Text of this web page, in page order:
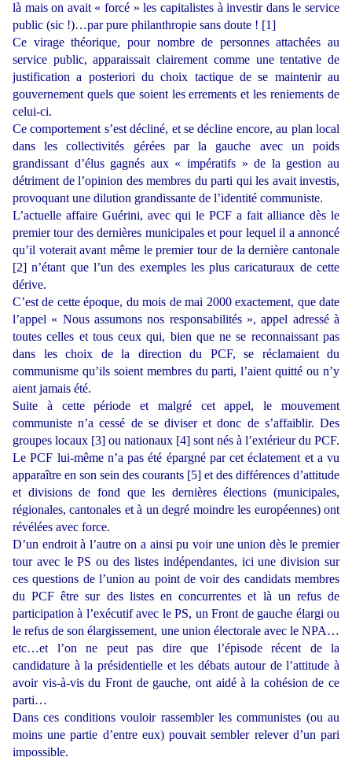
là mais on avait « forcé » les capitalistes à investir dans le service
public (sic !)…par pure philanthropie sans doute ! [1]
Ce virage théorique, pour nombre de personnes attachées au
service public, apparaissait clairement comme une tentative de
justification a posteriori du choix tactique de se maintenir au
gouvernement quels que soient les errements et les reniements de
celui-ci.
Ce comportement s’est décliné, et se décline encore, au plan local
dans les collectivités gérées par la gauche avec un poids
grandissant d’élus gagnés aux « impératifs » de la gestion au
détriment de l’opinion des membres du parti qui les avait investis,
provoquant une dilution grandissante de l’identité communiste.
L’actuelle affaire Guérini, avec qui le PCF a fait alliance dès le
premier tour des dernières municipales et pour lequel il a annoncé
qu’il voterait avant même le premier tour de la dernière cantonale
[2] n’étant que l’un des exemples les plus caricaturaux de cette
dérive.
C’est de cette époque, du mois de mai 2000 exactement, que date
l’appel « Nous assumons nos responsabilités », appel adressé à
toutes celles et tous ceux qui, bien que ne se reconnaissant pas
dans les choix de la direction du PCF, se réclamaient du
communisme qu’ils soient membres du parti, l’aient quitté ou n’y
aient jamais été.
Suite à cette période et malgré cet appel, le mouvement
communiste n’a cessé de se diviser et donc de s’affaiblir. Des
groupes locaux [3] ou nationaux [4] sont nés à l’extérieur du PCF.
Le PCF lui-même n’a pas été épargné par cet éclatement et a vu
apparaître en son sein des courants [5] et des différences d’attitude
et divisions de fond que les dernières élections (municipales,
régionales, cantonales et à un degré moindre les européennes) ont
révélées avec force.
D’un endroit à l’autre on a ainsi pu voir une union dès le premier
tour avec le PS ou des listes indépendantes, ici une division sur
ces questions de l’union au point de voir des candidats membres
du PCF être sur des listes en concurrentes et là un refus de
participation à l’exécutif avec le PS, un Front de gauche élargi ou
le refus de son élargissement, une union électorale avec le NPA…
etc…et l’on ne peut pas dire que l’épisode récent de la
candidature à la présidentielle et les débats autour de l’attitude à
avoir vis-à-vis du Front de gauche, ont aidé à la cohésion de ce
parti…
Dans ces conditions vouloir rassembler les communistes (ou au
moins une partie d’entre eux) pouvait sembler relever d’un pari
impossible.